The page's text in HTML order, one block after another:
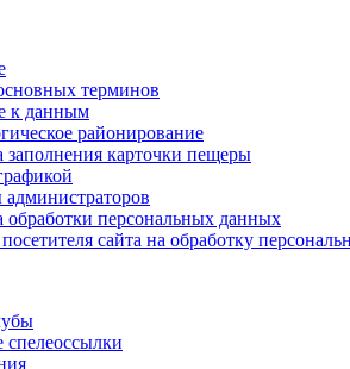
терминов
к данным
районирование
заполнения карточки пещеры
обработки персональных данных
сайта на обработку
спелеоссылки